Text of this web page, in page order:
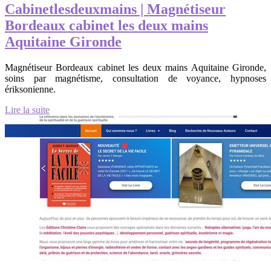
Cabinetlesdeuxmains | Magnétiseur
Bordeaux cabinet les deux mains
Aquitaine Gironde
Magnétiseur Bordeaux cabinet les deux mains Aquitaine Gironde,
soins par magnétisme, consultation de voyance, hypnoses
ériksonienne.
Lire la suite